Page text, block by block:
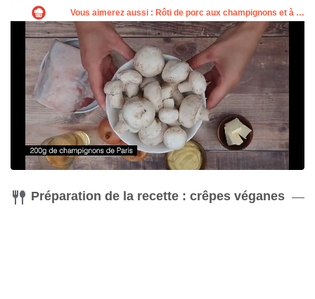
Acheter Acheter
Préparation de la recette : crêpes véganes